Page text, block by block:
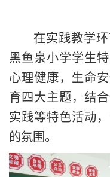
在实践教学
黑鱼泉小学学生
心理健康，生命
育四大主题，结
实践等特色活动
的氛围。